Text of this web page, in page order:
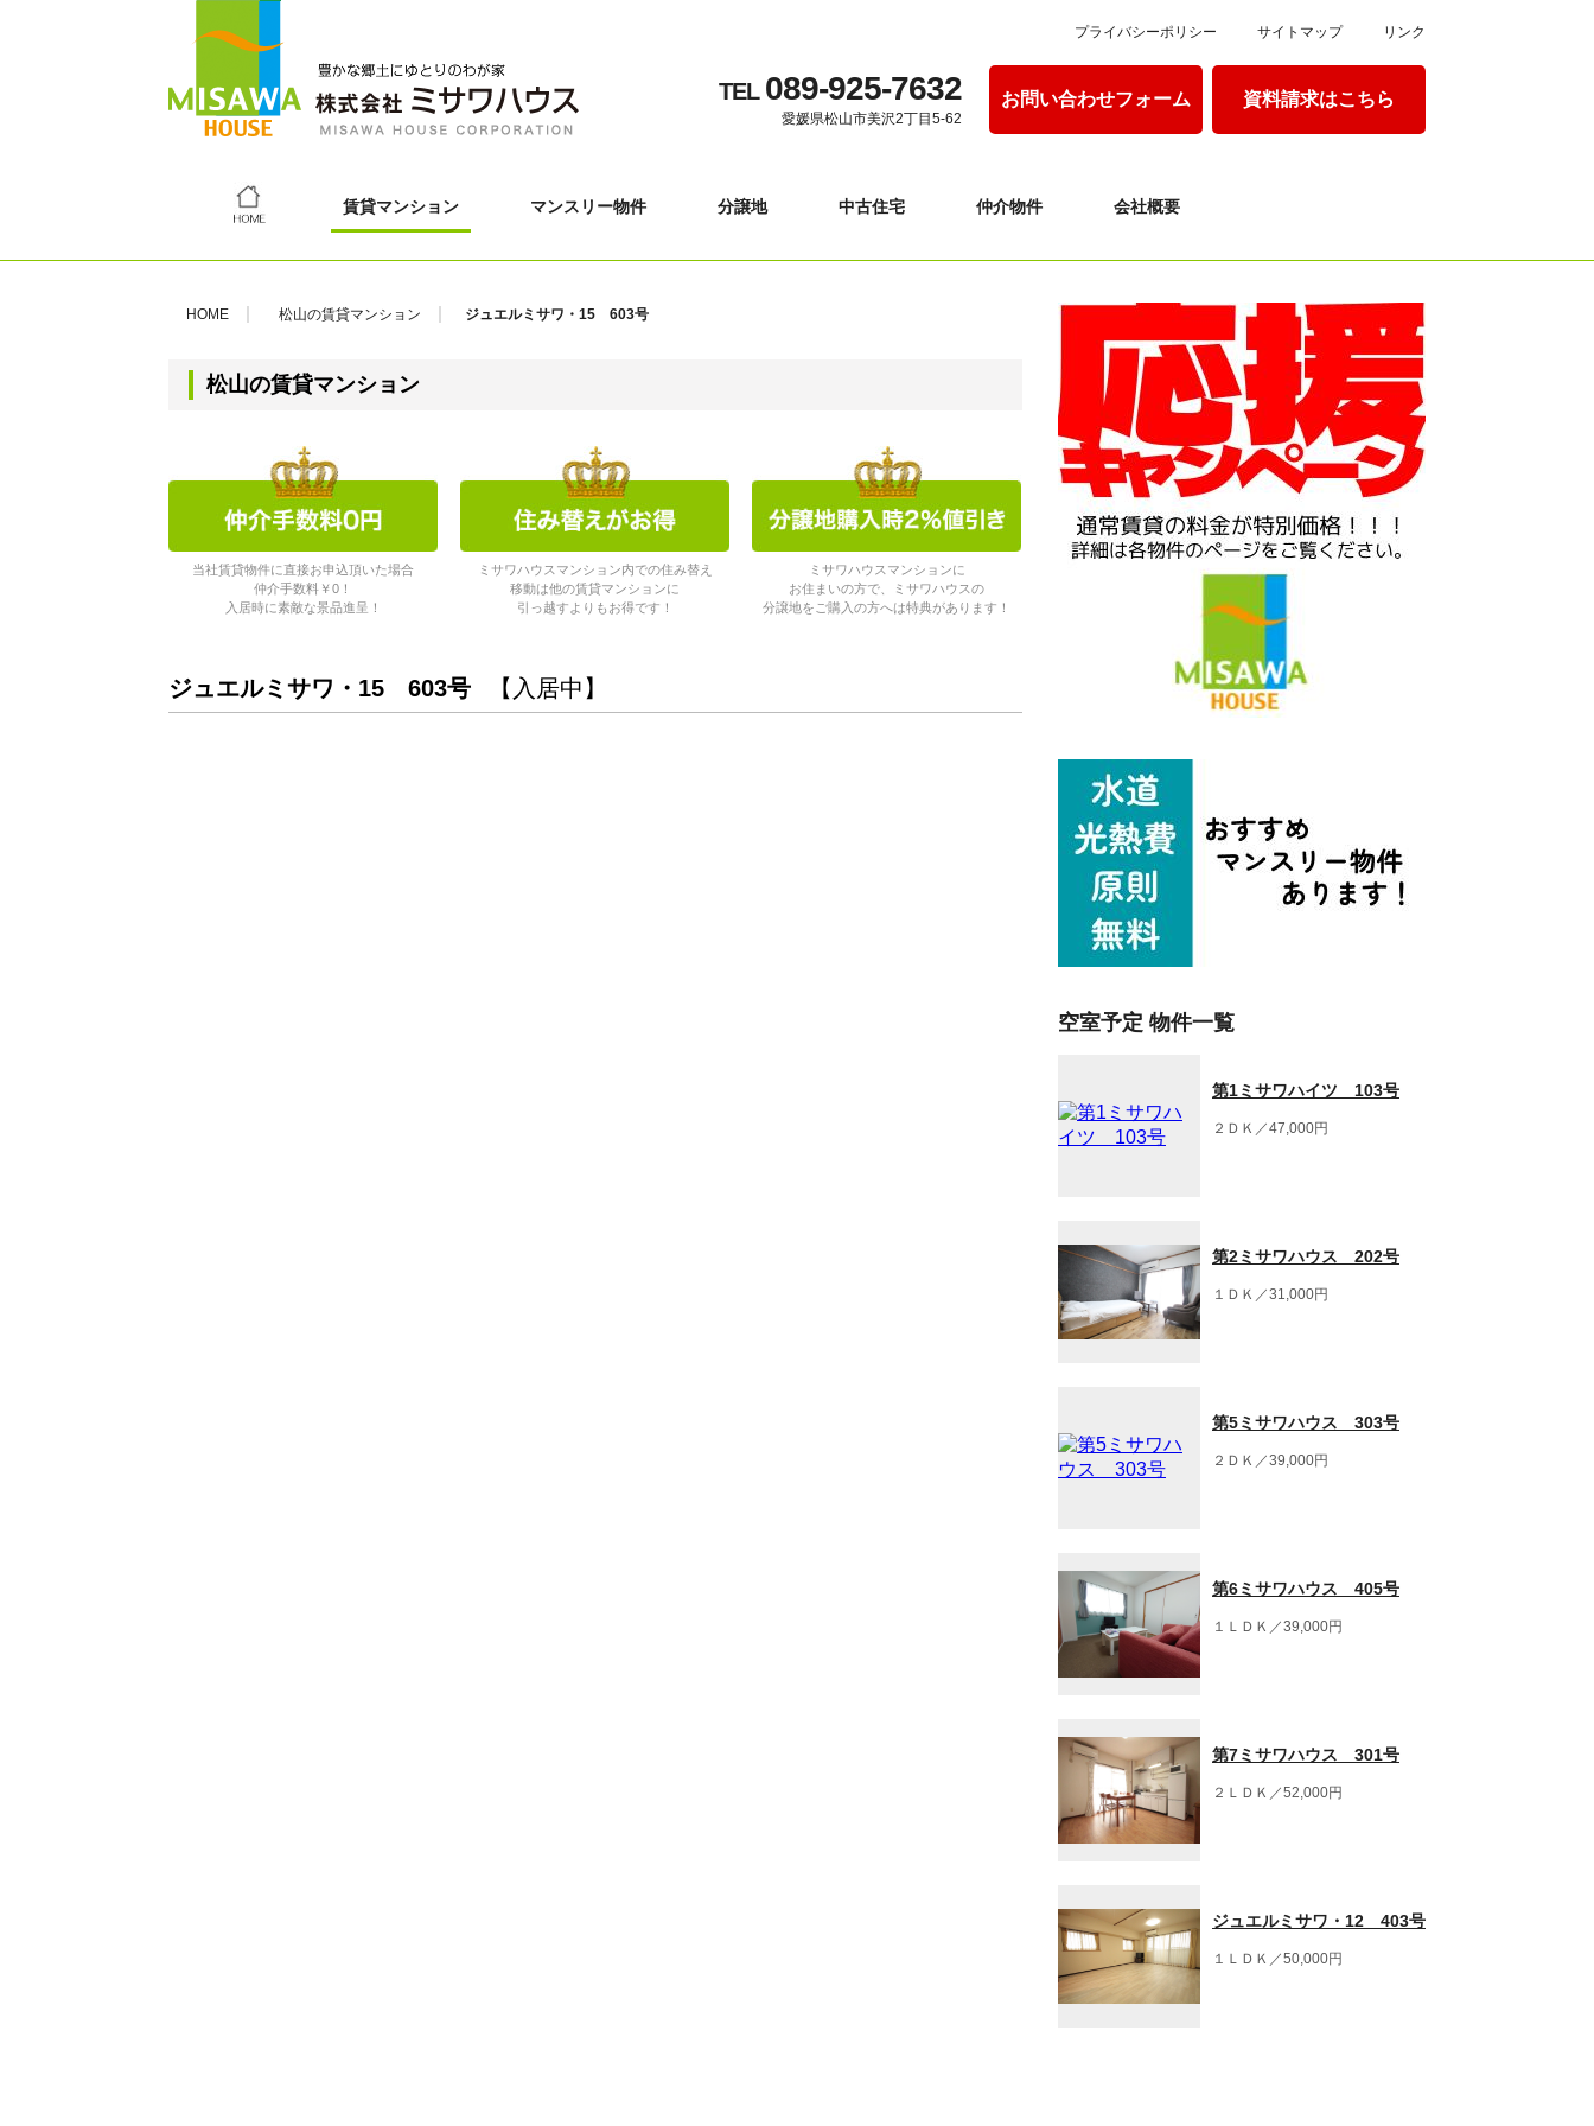
プライバシーポリシー サイトマップ リンク
TEL 089-925-7632
愛媛県松山市美沢2丁目5-62
お問い合わせフォーム 資料請求はこちら
賃貸マンション マンスリー物件 分譲地 中古住宅 仲介物件 会社概要
HOME 松山の賃貸マンション ジュエルミサワ・15 603号
松山の賃貸マンション
当社賃貸物件に直接お申込頂いた場合
仲介手数料￥0！
入居時に素敵な景品進呈！
ミサワハウスマンション内での住み替え
移動は他の賃貸マンションに
引っ越すよりもお得です！
ミサワハウスマンションに
お住まいの方で、ミサワハウスの
分譲地をご購入の方へは特典があります！
ジュエルミサワ・15 603号 【入居中】
空室予定 物件一覧
第1ミサワハイツ 103号
２ＤＫ／47,000円
第2ミサワハウス 202号
１ＤＫ／31,000円
第5ミサワハウス 303号
２ＤＫ／39,000円
第6ミサワハウス 405号
１ＬＤＫ／39,000円
第7ミサワハウス 301号
２ＬＤＫ／52,000円
ジュエルミサワ・12 403号
１ＬＤＫ／50,000円